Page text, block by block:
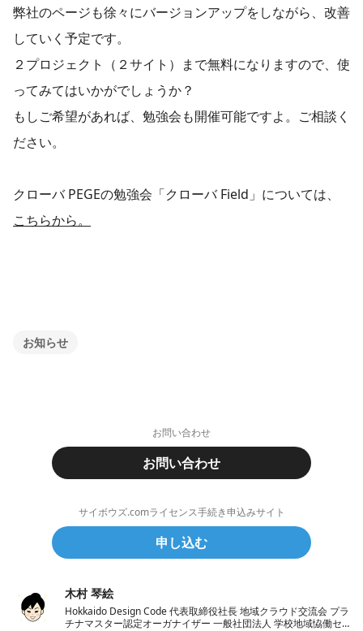
弊社のページも徐々にバージョンアップをしながら、改善
していく予定です。
２プロジェクト（２サイト）まで無料になりますので、使
ってみてはいかがでしょうか？
もしご希望があれば、勉強会も開催可能ですよ。ご相談く
ださい。
クローバ PEGEの勉強会「クローバ Field」については、
こちらから。
お知らせ
お問い合わせ
お問い合わせ
サイボウズ.comライセンス手続き申込みサイト
申し込む
木村 琴絵
Hokkaido Design Code 代表取締役社長 地域クラウド交流会 プラ
チナマスター認定オーガナイザー 一般社団法人 学校地域恊働セ